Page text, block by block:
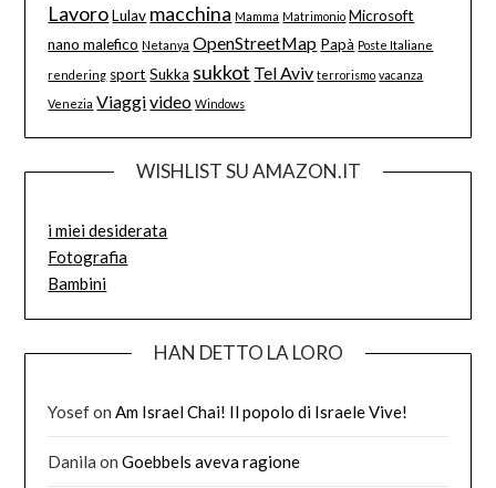
Lavoro Lulav macchina Mamma Matrimonio Microsoft
nano malefico Netanya OpenStreetMap Papà Poste Italiane
rendering sport Sukka sukkot Tel Aviv terrorismo vacanza
Venezia Viaggivideo Windows
WISHLIST SU AMAZON.IT
i miei desiderata
Fotografia
Bambini
HAN DETTO LA LORO
YosefonAm Israel Chai! Il popolo di Israele Vive!
Danila onGoebbels aveva ragione